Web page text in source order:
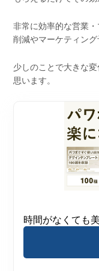
非常に効率的な営業
削減やマーケティング
少しのことで大きな
思います。
時間がなくても